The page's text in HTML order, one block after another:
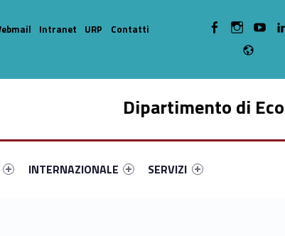
Dipartimento di
33
primary-80411-44
Link identifier #link-menu-primary-56093-49
INTERNAZIONALE
Link identifier #link-menu-
SERVIZI
Intranet URP
Contatti
WebMan on Facebook
WebMan on